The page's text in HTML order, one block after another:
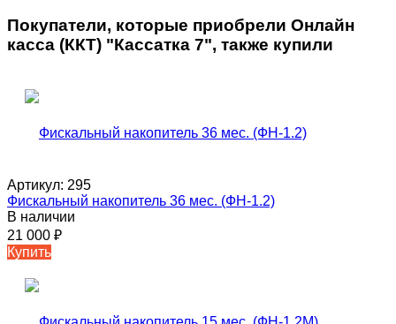
Покупатели, которые приобрели Онлайн
касса (ККТ) "Кассатка 7", также купили
Артикул: 295
Фискальный накопитель 36 мес. (ФН-1.2)
В наличии
21 000 ₽
Купить